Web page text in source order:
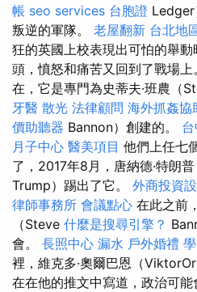
帳 seo services 台胞證 Ledger
叛逆的軍隊。 老屋翻新 台北地
狂的英國上校表現出可怕的舉
頭，憤怒和痛苦又回到了戰場
在，它是專門為史蒂夫·班農（
牙醫 散光 法律顧問 海外抓姦協
價助聽器 Bannon）創建的。
月子中心 醫美項目 他們上任七
了，2017年8月，唐納德·特朗
Trump）踢出了它。 外商投資
律師事務所 會議點心 在此之前
（Steve 什麼是搜尋引擎？
會。 長照中心 漏水 戶外婚禮
裡，維克多·奧爾巴恩（
在在他的推文中寫道，政治可能